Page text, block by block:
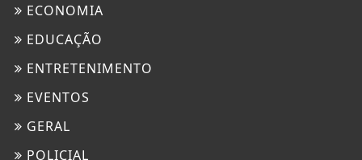
ECONOMIA
EDUCAÇÃO
ENTRETENIMENTO
EVENTOS
GERAL
POLICIAL